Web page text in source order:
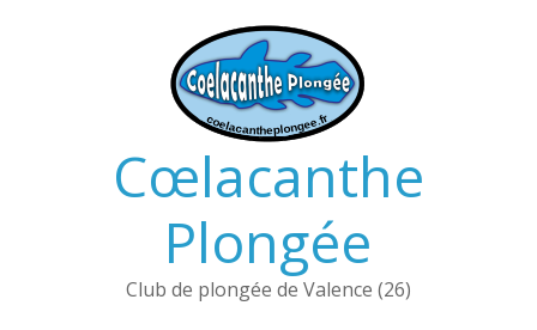
Cœlacanthe
Plongée
Club de plongée de Valence (26)